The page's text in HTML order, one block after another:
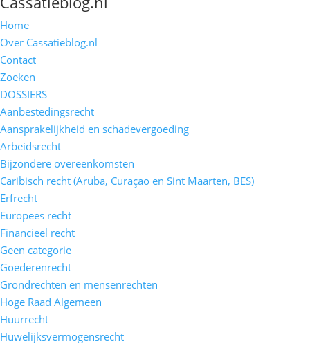
Home
Over Cassatieblog.nl
Contact
Zoeken
DOSSIERS
Aanbestedingsrecht
Aansprakelijkheid en schadevergoeding
Arbeidsrecht
Bijzondere overeenkomsten
Caribisch recht (Aruba, Curaçao en Sint Maarten, BES)
Erfrecht
Europees recht
Financieel recht
Geen categorie
Goederenrecht
Grondrechten en mensenrechten
Hoge Raad Algemeen
Huurrecht
Huwelijksvermogensrecht